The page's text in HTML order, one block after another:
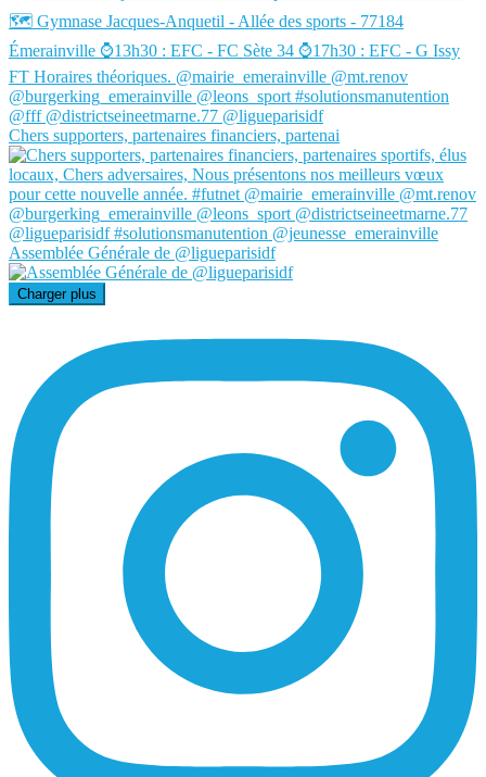
Chers supporters, partenaires financiers, partenai
Assemblée Générale de @ligueparisidf
Charger plus